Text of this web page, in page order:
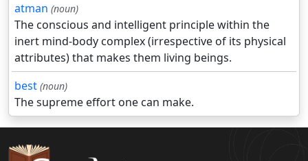
atman (noun)
The conscious and intelligent principle within the
inert mind-body complex (irrespective of its physical
attributes) that makes them living beings.
best (noun)
The supreme effort one can make.